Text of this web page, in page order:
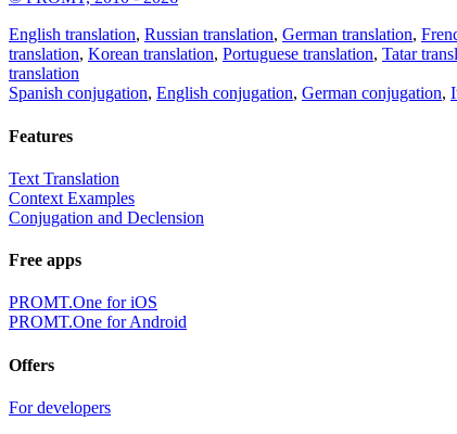
English translation, Russian translation, German translation,
translation, Korean translation, Portuguese translation, Tatar
translation
Spanish conjugation, English conjugation, German conjugation,
Features
Text Translation
Context Examples
Conjugation and Declension
Free apps
PROMT.One for iOS
PROMT.One for Android
Offers
For developers